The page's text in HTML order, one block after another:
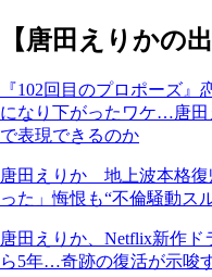
【唐田えりかの
『102回目のプロポーズ
になり下がったワケ…唐田
で表現できるのか
唐田えりか 地上波本格復
った」悔恨も“不倫騒動ス
唐田えりか、Netflix新作
ら5年…奇跡の復活が示唆